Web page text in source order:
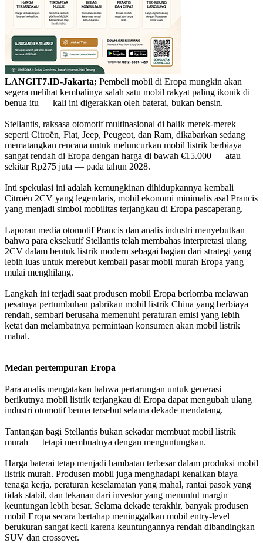
LANGIT7.ID-Jakarta; Pembeli mobil di Eropa mungkin akan
segera melihat kembalinya salah satu mobil rakyat paling ikonik di
benua itu — kali ini digerakkan oleh baterai, bukan bensin.
Stellantis, raksasa otomotif multinasional di balik merek-merek
seperti Citroën, Fiat, Jeep, Peugeot, dan Ram, dikabarkan sedang
mematangkan rencana untuk meluncurkan mobil listrik berbiaya
sangat rendah di Eropa dengan harga di bawah €15.000 — atau
sekitar Rp275 juta — pada tahun 2028.
Inti spekulasi ini adalah kemungkinan dihidupkannya kembali
Citroën 2CV yang legendaris, mobil ekonomi minimalis asal Prancis
yang menjadi simbol mobilitas terjangkau di Eropa pascaperang.
Laporan media otomotif Prancis dan analis industri menyebutkan
bahwa para eksekutif Stellantis telah membahas interpretasi ulang
2CV dalam bentuk listrik modern sebagai bagian dari strategi yang
lebih luas untuk merebut kembali pasar mobil murah Eropa yang
mulai menghilang.
Langkah ini terjadi saat produsen mobil Eropa berlomba melawan
pesatnya pertumbuhan pabrikan mobil listrik China yang berbiaya
rendah, sembari berusaha memenuhi peraturan emisi yang lebih
ketat dan melambatnya permintaan konsumen akan mobil listrik
mahal.
Medan pertempuran Eropa
Para analis mengatakan bahwa pertarungan untuk generasi
berikutnya mobil listrik terjangkau di Eropa dapat mengubah ulang
industri otomotif benua tersebut selama dekade mendatang.
Tantangan bagi Stellantis bukan sekadar membuat mobil listrik
murah — tetapi membuatnya dengan menguntungkan.
Harga baterai tetap menjadi hambatan terbesar dalam produksi mobil
listrik murah. Produsen mobil juga menghadapi kenaikan biaya
tenaga kerja, peraturan keselamatan yang mahal, rantai pasok yang
tidak stabil, dan tekanan dari investor yang menuntut margin
keuntungan lebih besar. Selama dekade terakhir, banyak produsen
mobil Eropa secara bertahap meninggalkan mobil entry-level
berukuran sangat kecil karena keuntungannya rendah dibandingkan
SUV dan crossover.